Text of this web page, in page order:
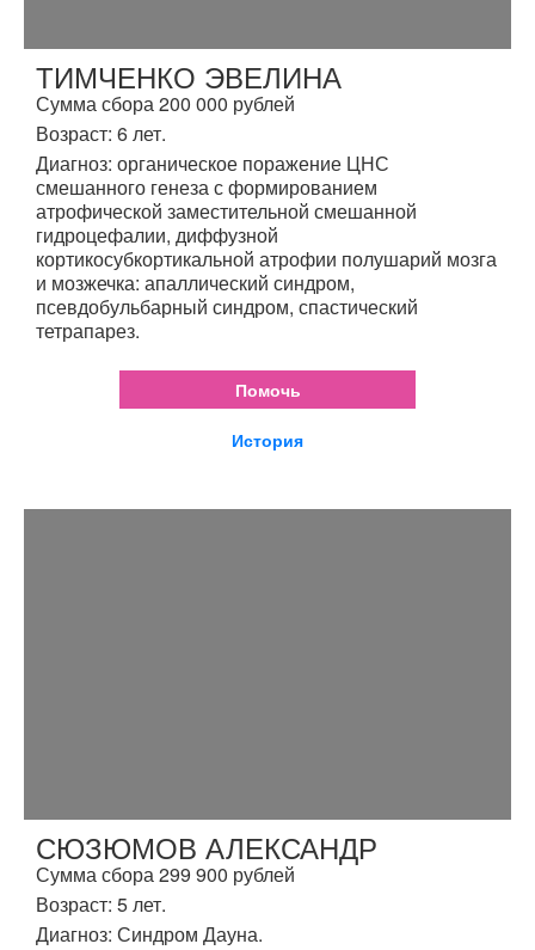
ТИМЧЕНКО ЭВЕЛИНА
Сумма сбора 200 000 рублей
Возраст: 6 лет.
Диагноз: органическое поражение ЦНС
смешанного генеза с формированием
атрофической заместительной смешанной
гидроцефалии, диффузной
кортикосубкортикальной атрофии полушарий мозга
и мозжечка: апаллический синдром,
псевдобульбарный синдром, спастический
тетрапарез.
Помочь
История
СЮЗЮМОВ АЛЕКСАНДР
Сумма сбора 299 900 рублей
Возраст: 5 лет.
Диагноз: Синдром Дауна.